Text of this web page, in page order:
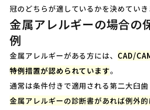
冠のどちらが適しているかを決めていき
金属アレルギーの場合の
例
金属アレルギーがある方には、 CAD/
特例措置が認められています。
通常は条件付きで適用される第二大臼歯
金属アレルギーの診断書があれば例外